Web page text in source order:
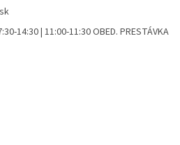
14:30 | 11:00-11:30 OBED. PRESTÁVKA